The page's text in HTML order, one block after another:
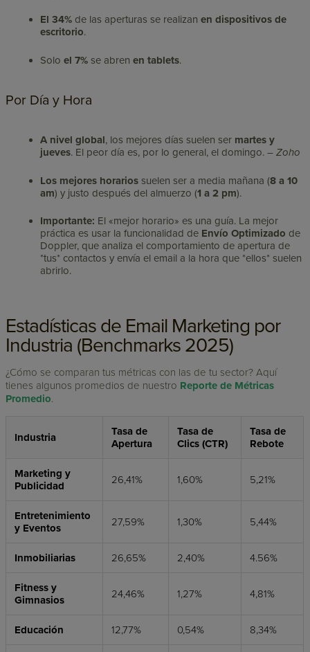
El 34% de las aperturas se realizanen dispositivos de
escritorio.
Soloel 7% se abrenen tablets.
Por Día y Hora
A nivel global, los mejores días suelen ser martes y
jueves. El peor día es, por lo general, el domingo. –Zoho
Los mejores horarios suelen ser a media mañana (8 a 10
am) y justo después del almuerzo (1 a 2 pm).
Importante: El «mejor horario» es una guía. La mejor
práctica es usar la funcionalidad de Envío Optimizado de
Doppler, que analiza el comportamiento de apertura de
*tus* contactos y envía el email a la hora que *ellos* suelen
abrirlo.
Estadísticas de Email Marketing por
Industria (Benchmarks 2025)
¿Cómo se comparan tus métricas con las de tu sector? Aquí
tienes algunos promedios de nuestro Reporte de Métricas
Promedio
Industria
Tasa de
Apertura
Tasa de
Clics (CTR)
Tasa de
Rebote
Marketing y
Publicidad
26,41% 1,60% 5,21%
Entretenimiento
y Eventos
27,59% 1,30% 5,44%
Inmobiliarias 26,65% 2,40% 4.56%
Fitness y
Gimnasios
24,46% 1,27% 4,81%
Educación 12,77% 0,54% 8,34%